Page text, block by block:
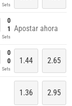
Sets
0
1
Sets
Apostar ahora
0
0
Sets
1.44 2.65
1.36 2.95